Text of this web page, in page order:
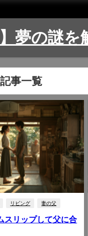
夢の謎を
事一覧
リビング 妻の父
スリップして父に合